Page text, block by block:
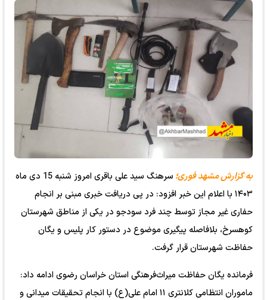
به گزارش مشهد فوری؛
سرهنگ سید علی باقری امروز شنبه 15 دی ماه
۱۴۰۳ با اعلام این خبر افزود: در پی دریافت خبری مبنی بر انجام
حفاری غیر مجاز توسط چند فرد سودجو در یکی از مناطق شهرستان
کوهسرخ، بلافاصله پیگیری موضوع در دستور کار پلیس و یگان
حفاظت شهرستان قرار گرفت.
فرمانده یگان حفاظت میراث‌فرهنگی استان خراسان رضوی ادامه داد:
ماموران انتظامی کلانتری ۱۱ امام علی(ع) با انجام تحقیقات میدانی و